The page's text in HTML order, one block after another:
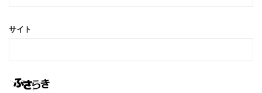
サイト